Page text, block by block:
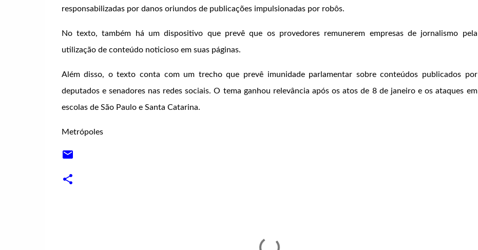
responsabilizadas por danos oriundos de publicações impulsionadas por robôs.
No texto, também há um dispositivo que prevê que os provedores remunerem empresas de jornalismo pela
utilização de conteúdo noticioso em suas páginas.
Além disso, o texto conta com um trecho que prevê imunidade parlamentar sobre conteúdos publicados por
deputados e senadores nas redes sociais. O tema ganhou relevância após os atos de 8 de janeiro e os ataques em
escolas de São Paulo e Santa Catarina.
Metrópoles